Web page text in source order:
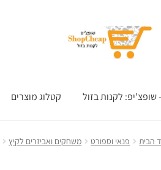
שופצ'יפ: לקנות בזול קטלוג מוצרים
הבית פנאי וספורט משחקים ואביזרים לקיץ